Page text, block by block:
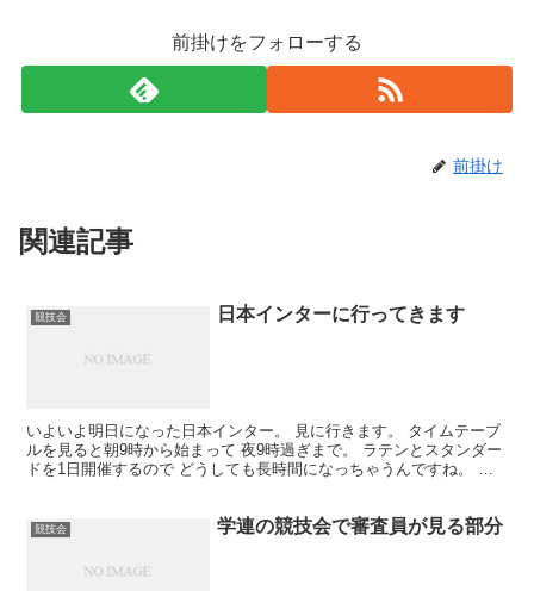
前掛けをフォローする
前掛け
関連記事
競技会 日本インターに行ってきます
いよいよ明日になった日本インター。 見に行きます。 タイムテーブ
ルを見ると朝9時から始まって 夜9時過ぎまで。 ラテンとスタンダー
ドを1日開催するので どうしても長時間になっちゃうんですね。 お
競技会 学連の競技会で審査員が見る部分